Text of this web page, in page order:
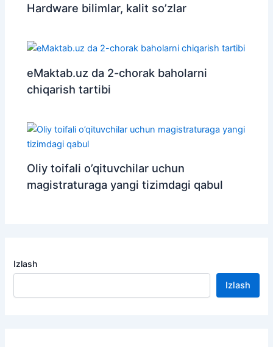
Hardware bilimlar, kalit so’zlar
eMaktab.uz da 2-chorak baholarni
chiqarish tartibi
Oliy toifali o’qituvchilar uchun
magistraturaga yangi tizimdagi qabul
Izlash
Izlash